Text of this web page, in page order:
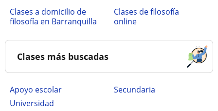
Clases a domicilio de
filosofía en Barranquilla
Clases de filosofía
online
Clases más buscadas
Apoyo escolar
secundaria
Universidad